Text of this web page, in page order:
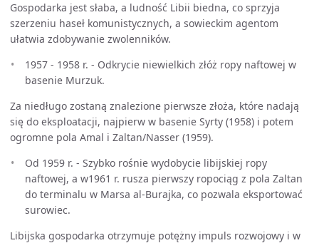
Gospodarka jest słaba, a ludność Libii biedna, co sprzyja
szerzeniu haseł komunistycznych, a sowieckim agentom
ułatwia zdobywanie zwolenników.
1957 - 1958 r. - Odkrycie niewielkich złóż ropy naftowej w
basenie Murzuk.
Za niedługo zostaną znalezione pierwsze złoża, które nadają
się do eksploatacji, najpierw w basenie Syrty (1958) i potem
ogromne pola Amal i Zaltan/Nasser (1959).
Od 1959 r. - Szybko rośnie wydobycie libijskiej ropy
naftowej, a w1961 r. rusza pierwszy ropociąg z pola Zaltan
do terminalu w Marsa al-Burajka, co pozwala eksportować
surowiec.
Libijska gospodarka otrzymuje potężny impuls rozwojowy i w